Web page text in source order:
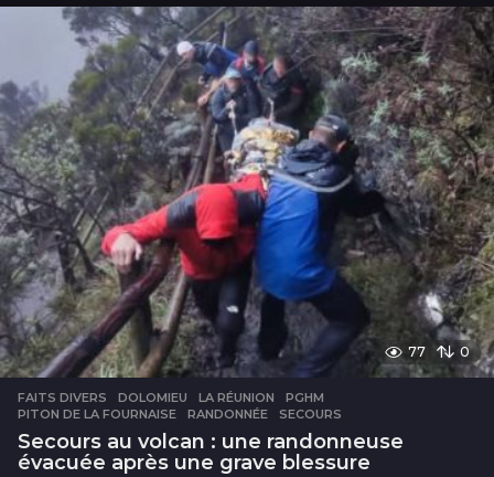
u
r
e
s
77 0
FAITS DIVERS DOLOMIEU ,LA RÉUNION ,PGHM
PITON DE LA FOURNAISE
,RANDONNÉE ,SECOURS
Secours au volcan : une randonneuse
évacuée après une grave blessure